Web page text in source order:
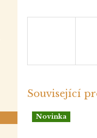
Související
Novinka